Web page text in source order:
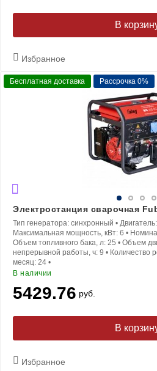
В
Избранное
Бесплатная доставка Рассрочка 0%
Электростанция сварочная
Тип генератора: синхронный • Двигатель:
Максимальная мощность, кВт: 6 •
Объем топливного бака, л: 25 • Объем
непрерывной работы, ч: 9 • Количество
месяц: 24 •
В наличии
5429.76 руб.
В
Избранное